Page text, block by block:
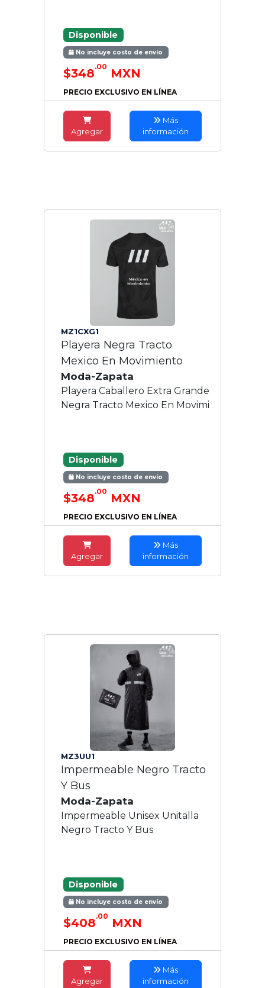
Disponible
No incluye costo de envío
$348.00 MXN
PRECIO EXCLUSIVO EN LÍNEA
Agregar
Más
información
MZ1CXG1
Playera Negra Tracto
Mexico En Movimiento
Moda-Zapata
Playera Caballero Extra Grande
Negra Tracto Mexico En Movimi
Disponible
No incluye costo de envío
$348.00 MXN
PRECIO EXCLUSIVO EN LÍNEA
Agregar
Más
información
MZ3UU1
Impermeable Negro Tracto
Y Bus
Moda-Zapata
Impermeable Unisex Unitalla
Negro Tracto Y Bus
Disponible
No incluye costo de envío
$408.00 MXN
PRECIO EXCLUSIVO EN LÍNEA
Agregar
Más
información